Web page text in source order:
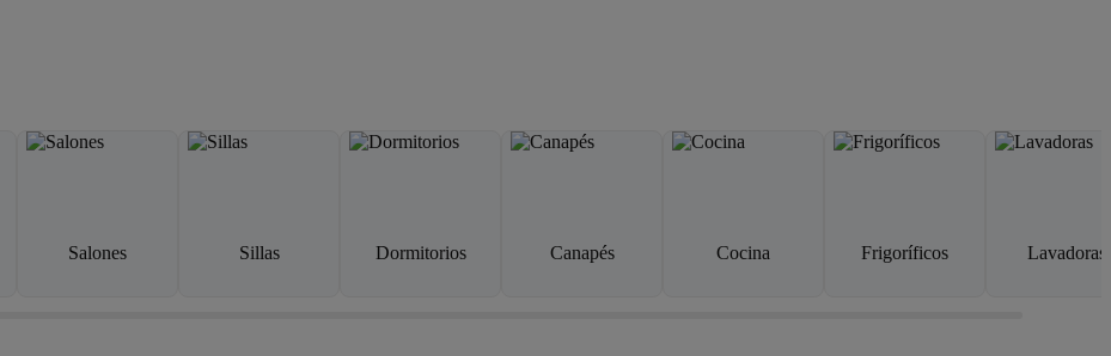
Salones Sillas Dormitorios Canapés Cocina Frigoríficos Lavadoras